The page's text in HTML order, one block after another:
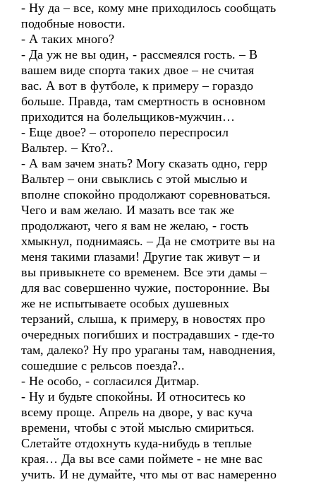
- Ну да – все, кому мне приходилось сообщать
подобные новости.
- А таких много?
- Да уж не вы один, - рассмеялся гость. – В
вашем виде спорта таких двое – не считая
вас. А вот в футболе, к примеру – гораздо
больше. Правда, там смертность в основном
приходится на болельщиков-мужчин…
- Еще двое? – оторопело переспросил
Вальтер. – Кто?..
- А вам зачем знать? Могу сказать одно, герр
Вальтер – они свыклись с этой мыслью и
вполне спокойно продолжают соревноваться.
Чего и вам желаю. И мазать все так же
продолжают, чего я вам не желаю, - гость
хмыкнул, поднимаясь. – Да не смотрите вы на
меня такими глазами! Другие так живут – и
вы привыкнете со временем. Все эти дамы –
для вас совершенно чужие, посторонние. Вы
же не испытываете особых душевных
терзаний, слыша, к примеру, в новостях про
очередных погибших и пострадавших - где-то
там, далеко? Ну про ураганы там, наводнения,
сошедшие с рельсов поезда?..
- Не особо, - согласился Дитмар.
- Ну и будьте спокойны. И относитесь ко
всему проще. Апрель на дворе, у вас куча
времени, чтобы с этой мыслью смириться.
Слетайте отдохнуть куда-нибудь в теплые
края… Да вы все сами поймете - не мне вас
учить. И не думайте, что мы от вас намеренно